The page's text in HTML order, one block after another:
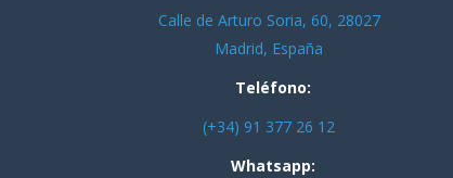
Calle de Arturo Soria, 60, 28027
Madrid, España
Teléfono:
(+34) 91 377 26 12
Whatsapp: